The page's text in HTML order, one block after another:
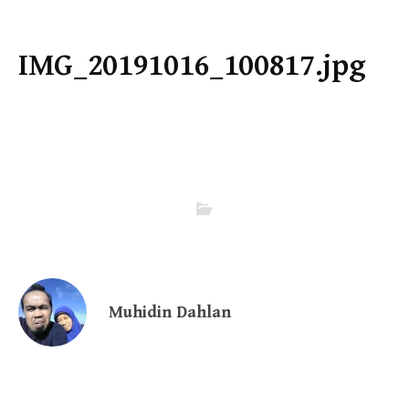
IMG_20191016_100817.jpg
Muhidin Dahlan